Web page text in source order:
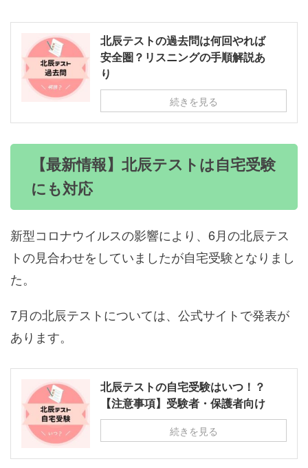
北辰テストの過去問は何回やれば
安全圏？リスニングの手順解説あ
り
続きを見る
【最新情報】北辰テストは自宅受験
にも対応
新型コロナウイルスの影響により、6月の北辰テス
トの見合わせをしていましたが自宅受験となりまし
た。
7月の北辰テストについては、公式サイトで発表が
あります。
北辰テストの自宅受験はいつ！？
【注意事項】受験者・保護者向け
続きを見る